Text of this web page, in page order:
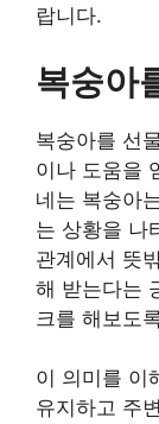
랍니다.
복숭아
복숭아를 선
이나 도움을
네는 복숭아
는 상황을 나
관계에서 뜻
해 받는다는
크를 해보도
이 의미를 이
유지하고 주